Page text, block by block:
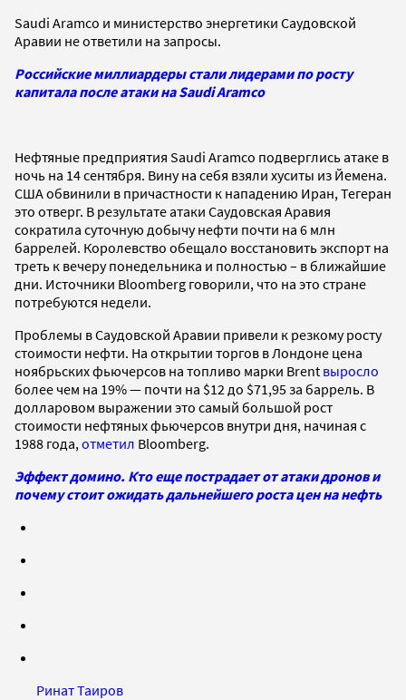
Saudi Aramco и министерство энергетики Саудовской
Аравии не ответили на запросы.
Российские миллиардеры стали лидерами по росту
капитала после атаки на Saudi Aramco
Нефтяные предприятия Saudi Aramco подверглись атаке в
ночь на 14 сентября. Вину на себя взяли хуситы из Йемена.
США обвинили в причастности к нападению Иран, Тегеран
это отверг. В результате атаки Саудовская Аравия
сократила суточную добычу нефти почти на 6 млн
баррелей. Королевство обещало восстановить экспорт на
треть к вечеру понедельника и полностью – в ближайшие
дни. Источники Bloomberg говорили, что на это стране
потребуются недели.
Проблемы в Саудовской Аравии привели к резкому росту
стоимости нефти. На открытии торгов в Лондоне цена
ноябрьских фьючерсов на топливо марки Brent выросло
более чем на 19% — почти на $12 до $71,95 за баррель. В
долларовом выражении это самый большой рост
стоимости нефтяных фьючерсов внутри дня, начиная с
1988 года, отметил Bloomberg.
Эффект домино. Кто еще пострадает от атаки дронов и
почему стоит ожидать дальнейшего роста цен на нефть
Ринат Таиров